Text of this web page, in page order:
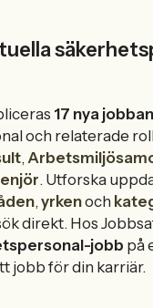
17 nya
och relaterade
,
. Utforska
,yrkenoch
direkt. Hos
jobb på
jobb för din karriär.